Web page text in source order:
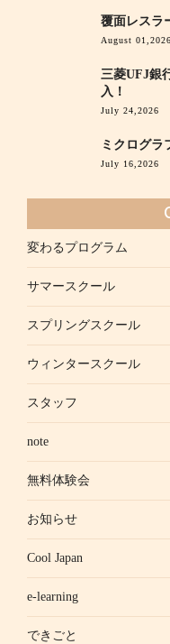
覆面レスラ
August 01,2026
三菱UFJ銀
入！
July 24,2026
ミクログラ
July 16,2026
変わるプログラム
サマースクール
スプリングスクール
ウィンタースクール
スタッフ
note
無料体験会
お知らせ
Cool Japan
e-learning
できごと